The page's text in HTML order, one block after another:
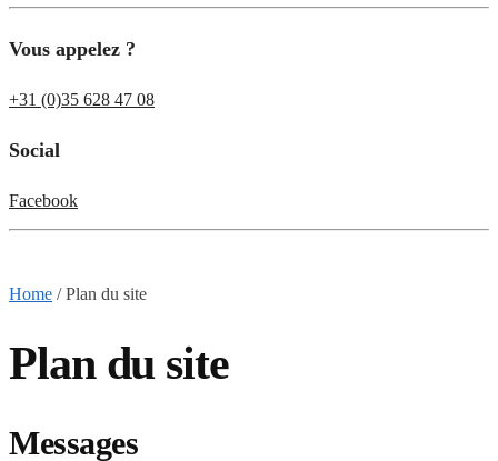
Vous appelez ?
+31 (0)35 628 47 08
Social
Facebook
Home /Plan du site
Plan du site
Messages